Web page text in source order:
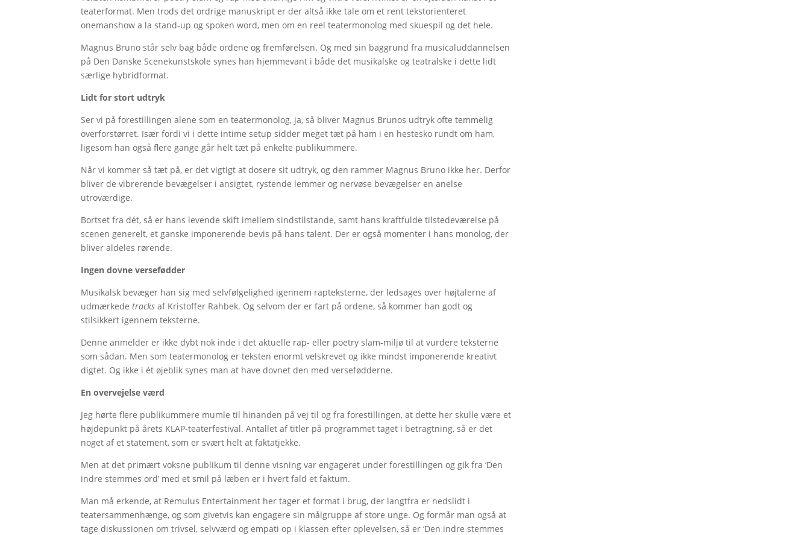
teaterformat. Men trods det ordrige manuskript er der altså ikke tale om et rent tekstorienteret
onemanshow a la stand-up og spoken word, men om en reel teatermonolog med skuespil og det hele.
Magnus Bruno står selv bag både ordene og fremførelsen. Og med sin baggrund fra musicaluddannelsen
på Den Danske Scenekunstskole synes han hjemmevant i både det musikalske og teatralske i dette lidt
særlige hybridformat.
Lidt for stort udtryk
Ser vi på forestillingen alene som en teatermonolog, ja, så bliver Magnus Brunos udtryk ofte temmelig
overforstørret. Især fordi vi i dette intime setup sidder meget tæt på ham i en hestesko rundt om ham,
ligesom han også flere gange går helt tæt på enkelte publikummere.
Når vi kommer så tæt på, er det vigtigt at dosere sit udtryk, og den rammer Magnus Bruno ikke her. Derfor
bliver de vibrerende bevægelser i ansigtet, rystende lemmer og nervøse bevægelser en anelse
utroværdige.
Bortset fra dét, så er hans levende skift imellem sindstilstande, samt hans kraftfulde tilstedeværelse på
scenen generelt, et ganske imponerende bevis på hans talent. Der er også momenter i hans monolog, der
bliver aldeles rørende.
Ingen dovne versefødder
Musikalsk bevæger han sig med selvfølgelighed igennem rapteksterne, der ledsages over højtalerne af
udmærkedetracks af Kristoffer Rahbek. Og selvom der er fart på ordene, så kommer han godt og
stilsikkert igennem teksterne.
Denne anmelder er ikke dybt nok inde i det aktuelle rap- eller poetry slam-miljø til at vurdere teksterne
som sådan. Men som teatermonolog er teksten enormt velskrevet og ikke mindst imponerende kreativt
digtet. Og ikke i ét øjeblik synes man at have dovnet den med versefødderne.
En overvejelse værd
Jeg hørte flere publikummere mumle til hinanden på vej til og fra forestillingen, at dette her skulle være et
højdepunkt på årets KLAP-teaterfestival. Antallet af titler på programmet taget i betragtning, så er det
noget af et statement, som er svært helt at faktatjekke.
Men at det primært voksne publikum til denne visning var engageret under forestillingen og gik fra ‘Den
indre stemmes ord’ med et smil på læben er i hvert fald et faktum.
Man må erkende, at Remulus Entertainment her tager et format i brug, der langtfra er nedslidt i
teatersammenhænge, og som givetvis kan engagere sin målgruppe af store unge. Og formår man også at
tage diskussionen om trivsel, selvværd og empati op i klassen efter oplevelsen, så er ‘Den indre stemmes